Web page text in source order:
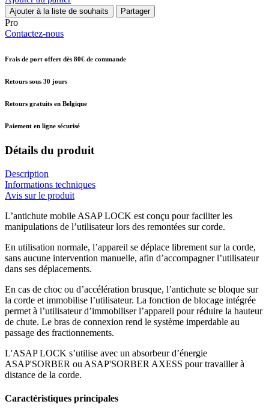
Ajouter à la liste de souhaits Partager
Pro
Contactez-nous
Frais de port offert dès 80€ de commande
Retours sous 30 jours
Retours gratuits en Belgique
Paiement en ligne sécurisé
Détails du produit
Description
Informations techniques
Avis sur le produit
L’antichute mobile ASAP LOCK est conçu pour faciliter les
manipulations de l’utilisateur lors des remontées sur corde.
En utilisation normale, l’appareil se déplace librement sur la corde,
sans aucune intervention manuelle, afin d’accompagner l’utilisateur
dans ses déplacements.
En cas de choc ou d’accélération brusque, l’antichute se bloque sur
la corde et immobilise l’utilisateur. La fonction de blocage intégrée
permet à l’utilisateur d’immobiliser l’appareil pour réduire la hauteur
de chute. Le bras de connexion rend le système imperdable au
passage des fractionnements.
L'ASAP LOCK s’utilise avec un absorbeur d’énergie
ASAP'SORBER ou ASAP'SORBER AXESS pour travailler à
distance de la corde.
Caractéristiques principales